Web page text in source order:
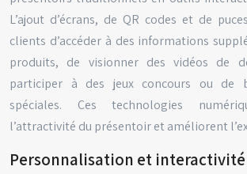
L’ajout d’écrans, de QR codes et de
clients d’accéder à des informations
produits, de visionner des vidéos de
participer à des jeux concours ou de
spéciales. Ces technologies
l’attractivité du présentoir et améliorent
Personnalisation et interactivité